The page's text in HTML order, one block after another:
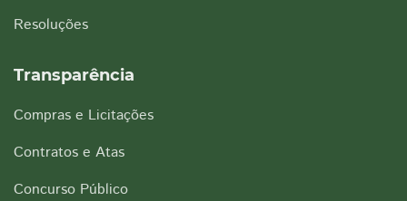
Resoluções
Transparência
Compras e Licitações
Contratos e Atas
Concurso Público